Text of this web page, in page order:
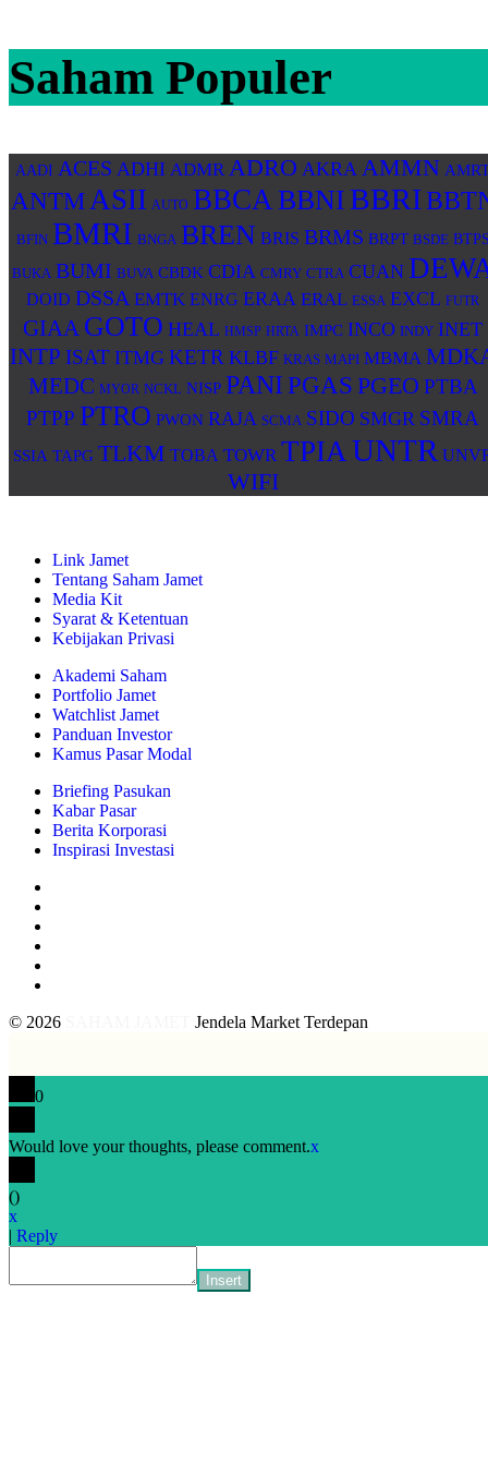
Saham Populer
AADI ACES ADHI ADMR ADRO AKRA AMMN
ANTMASII AUTO BBCABBNIBBRI
BFIN BMRI BNGA BREN BRIS BRMS BRPT BSDE
BUKA BUMI BUVA CBDK CDIA CMRY CTRA CUAN
DOID DSSA EMTK ENRG ERAA ERAL ESSA EXCL FUTR
GIAA GOTO HEAL HMSP HRTA IMPC INCO INDY INET
INTP ISAT ITMG KETR KLBF KRAS MAPI MBMA
MEDC MYOR NCKL NISP PANIPGAS PGEO PTBA
PTPP PTRO PWON RAJA SCMA SIDO SMGR SMRA
SSIA TAPG TLKM TOBA TOWR TPIAUNTR
WIFI
Link Jamet
Tentang Saham Jamet
Media Kit
Syarat & Ketentuan
Kebijakan Privasi
Akademi Saham
Portfolio Jamet
Watchlist Jamet
Panduan Investor
Kamus Pasar Modal
Briefing Pasukan
Kabar Pasar
Berita Korporasi
Inspirasi Investasi
© 2026 Jendela Market Terdepan
0
Would love your thoughts, please comment.x
()
x
| Reply
Insert